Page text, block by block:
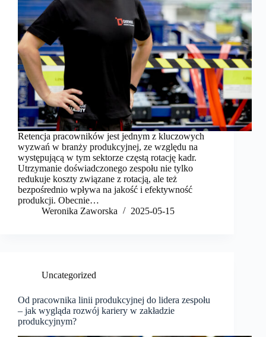
Retencja pracowników jest jednym z kluczowych
wyzwań w branży produkcyjnej, ze względu na
występującą w tym sektorze częstą rotację kadr.
Utrzymanie doświadczonego zespołu nie tylko
redukuje koszty związane z rotacją, ale też
bezpośrednio wpływa na jakość i efektywność
produkcji. Obecnie…
Weronika Zaworska
2025-05-15
Uncategorized
Od pracownika linii produkcyjnej do lidera zespołu
– jak wygląda rozwój kariery w zakładzie
produkcyjnym?